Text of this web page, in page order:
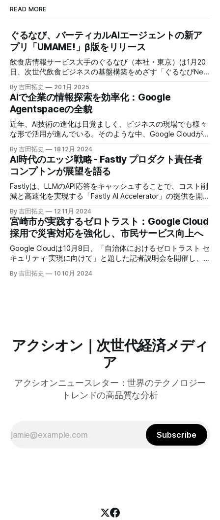
READ MORE
ぐるなび、バーティカルAIエージェントの新ア
プリ「UMAME!」β版をリリース
飲食店情報サービス大手のぐるなび（本社・東京）は1月20
日、次世代飲食ビジネスの基盤構築をめざす「ぐるなびNext
プロジェクト」の初成果として、新たな飲食店探索アプリ
「UMAME!（うまみー！）」のβ版を公開した。
By 吉田拓史 20 1月 2025
AIで企業の情報探索を効率化：Google
Agentspaceの全貌
近年、AI技術の進化は目覚ましく、ビジネスの現場でも様々
な形で活用が進んでいる。そのような中、Google Cloudが新
たに発表したGoogle Agentspaceは、いま注目を集めるAIエ
ージェントがエンタープライズITを大きく変革する予兆と言
えるだろう。
By 吉田拓史 18 12月 2024
AI時代のエッジ戦略 - Fastly プロダクト責任者
コンプトンが展望を語る
Fastlyは、LLMのAPI応答をキャッシュすることで、コスト削
減と高速化を実現する「Fastly AI Accelerator」の提供を開始
した。キップ・コンプトン最高プロダクト責任者（CPO）
は、類似した質問への応答を再利用し、効率的な処理を可能
にすると説明した。さらに、コンプトンは、エッジコンピュ
ーティングの利点を活かしたパーソナライズや、エッジにお
けるGPUの経済性、セキュリティへの取り組みなど、Fastly
のAI戦略について語った。
By 吉田拓史 12 11月 2024
宮崎市が実践するゼロトラスト：Google Cloud
採用で災害対応を強化し、市民サービス向上へ
Google Cloudは10月8日、「自治体におけるゼロトラスト セ
キュリティ 実現に向けて」と題した記者説明会を開催し、
自治体向けにゼロトラストセキュリティ導入を支援するプロ
グラムを発表した。宮崎市の事例では、Google Workspace
By 吉田拓史 10 10月 2024
アクシオン｜次世代経済メディ
ア
アクシオンニュースレター：世界のテクノロジー
トレンドの高品質な分析
Subscribe